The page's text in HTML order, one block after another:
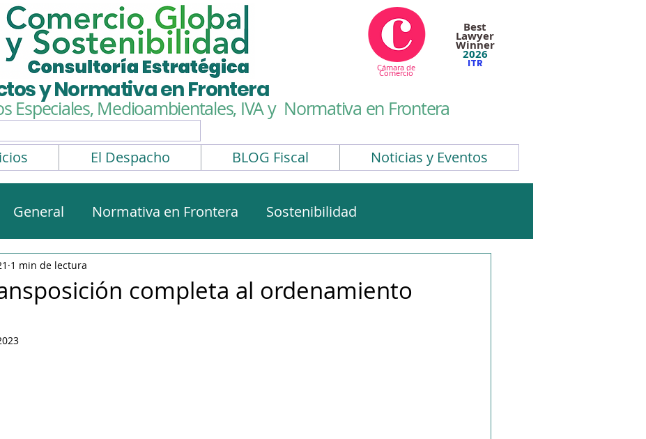
y Normativa en Frontera
Especiales, Medioambientales, IVA y Normativa en Frontera
Best
Lawyer
Winner
2026
ITR
Cámara de
Comercio
El Despacho BLOG Fiscal Noticias y Eventos
General Normativa en Frontera Sostenibilidad
Normativa aduanera
completa al ordenamiento
1 min de lectura